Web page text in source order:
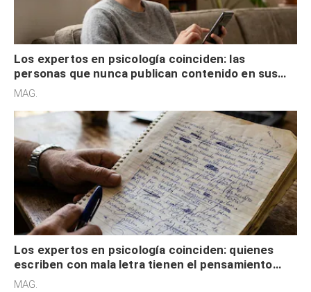
Los expertos en psicología coinciden: las
personas que nunca publican contenido en sus
redes sociales no pretenden buscar validación
MAG.
Los expertos en psicología coinciden: quienes
escriben con mala letra tienen el pensamiento
acelerado y no lo hacen por desinterés
MAG.